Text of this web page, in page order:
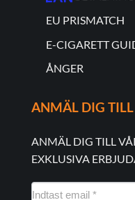
EU PRISMATCH
E-CIGARETT
ÅNGER
ANMÄL DIG TILL
ANMÄL DIG TILL
EXKLUSIVA
NYHEDSMAIL